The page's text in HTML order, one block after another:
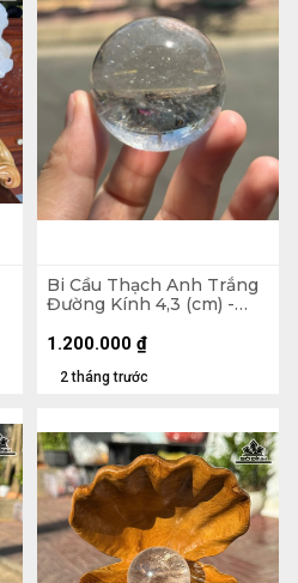
Bi Cầu Thạch Anh Trắng
Đường Kính 4,3 (cm) -
2 tháng trước
1.200.000 ₫